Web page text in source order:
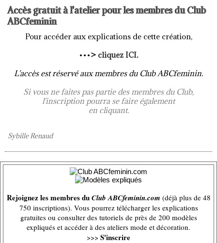
Accès gratuit à l'atelier pour les membres du Club
ABCfeminin
Pour accéder aux explications de cette création,
•••> cliquez ICI.
L'accès est réservé aux membres du Club ABCfeminin.
Si vous ne faites pas partie des membres du Club,
l'inscription pourra se faire également
en cliquant.
Sybille Renaud
Rejoignez les membres duClub ABCfeminin.com (déjà plus de 48
750 inscriptions). Vous pourrez télécharger les explications
gratuites ou consulter des tutoriels de près de 200 modèles
expliqués et accéder à des ateliers mode et décoration.
>>> S'inscrire